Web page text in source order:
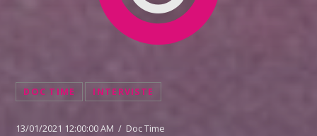
DOC TIME INTERVISTE
13/01/2021 12:00:00 AM / Doc Time